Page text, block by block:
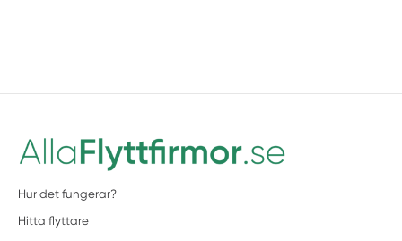
Hur det fungerar?
Hitta flyttare